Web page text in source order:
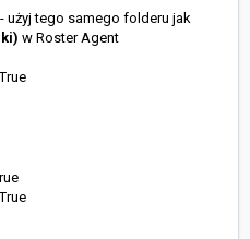
użyj tego samego folderu jak
w Roster Agent